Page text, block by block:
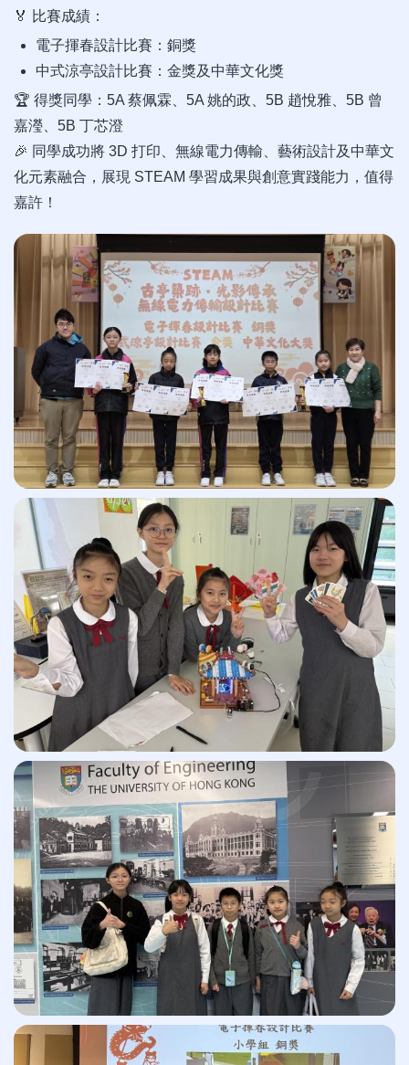
🏅 比賽成績：
電子揮春設計比賽：銅獎
中式涼亭設計比賽：金獎及中華文化獎
🏆 得獎同學：5A 蔡佩霖、5A 姚的政、5B 趙悅雅、5B 曾
嘉瀅、5B 丁芯澄
🎉 同學成功將 3D 打印、無線電力傳輸、藝術設計及中華文
化元素融合，展現 STEAM 學習成果與創意實踐能力，值得
嘉許！